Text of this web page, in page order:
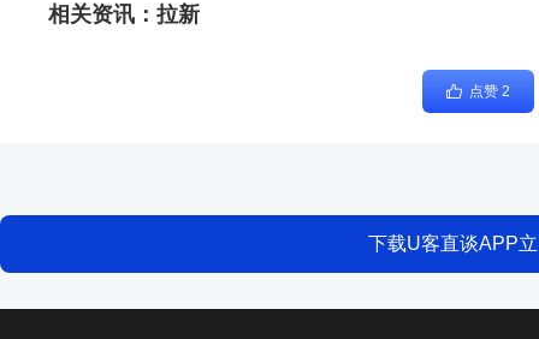
相关资讯： 拉新
点赞 2
下载U客直谈APP